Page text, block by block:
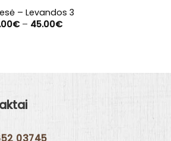
– Levandos 3
€ – 45.00€Price
03745